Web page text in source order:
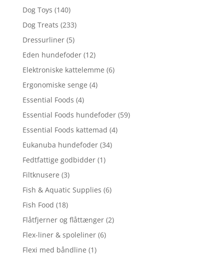
Dog Toys (140)
Dog Treats (233)
Dressurliner (5)
Eden hundefoder (12)
Elektroniske kattelemme (6)
Ergonomiske senge (4)
Essential Foods (4)
Essential Foods hundefoder (59)
Essential Foods kattemad (4)
Eukanuba hundefoder (34)
Fedtfattige godbidder (1)
Filtknusere (3)
Fish & Aquatic Supplies (6)
Fish Food (18)
Flåtfjerner og flåttænger (2)
Flex-liner & spoleliner (6)
Flexi med båndline (1)